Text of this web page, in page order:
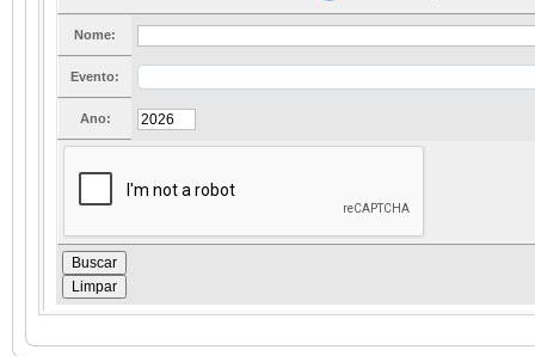
Nome:
Evento:
Ano:
Buscar
Limpar